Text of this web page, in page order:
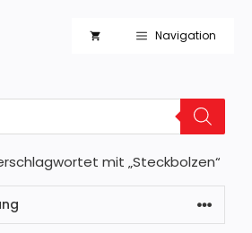
Navigation
mit „Steckbolzen“